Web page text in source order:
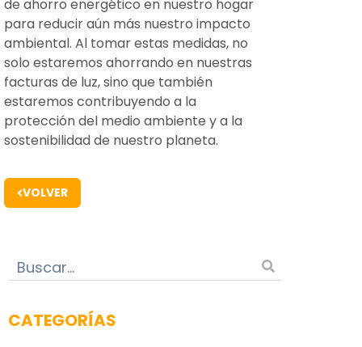
de ahorro energético en nuestro hogar
para reducir aún más nuestro impacto
ambiental. Al tomar estas medidas, no
solo estaremos ahorrando en nuestras
facturas de luz, sino que también
estaremos contribuyendo a la
protección del medio ambiente y a la
sostenibilidad de nuestro planeta.
VOLVER
CATEGORÍAS